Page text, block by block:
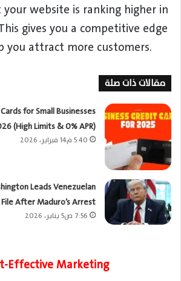
website is ranking higher in
gives you a competitive edge
you attract more customers.
مقالات ذات صلة
for Small Businesses
(High Limits & 0% APR)
5:40 م14 فبراير، 2026
Leads Venezuelan
File After Maduro’s Arrest
7:56 ص5 يناير، 2026
Effective Marketing